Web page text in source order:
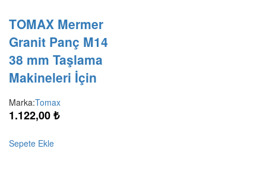
TOMAX Mermer
Granit Panç M14
38 mm Taşlama
Makineleri İçin
Marka:Tomax
1.122,00₺
Sepete Ekle